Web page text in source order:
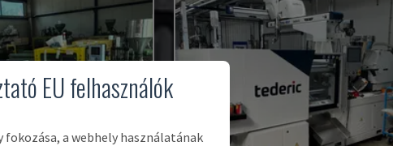
EU felhasználók
a webhely használatának